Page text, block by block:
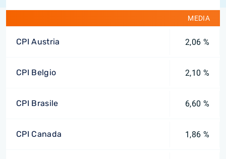
MEDIA
CPI Austria 2,06 %
CPI Belgio 2,10 %
CPI Brasile 6,60 %
CPI Canada 1,86 %